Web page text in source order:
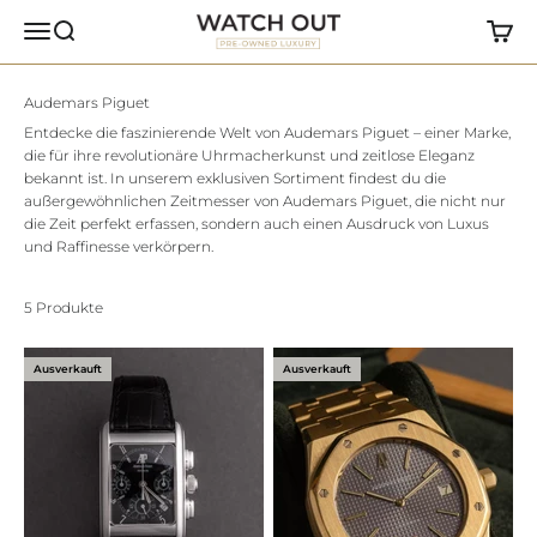
Navigationsmenü öffnen
Suche öffnen Watch Out
Entdecke die faszinierende Welt von Audemars Piguet – einer Marke,
die für ihre revolutionäre Uhrmacherkunst und zeitlose Eleganz
bekannt ist. In unserem exklusiven Sortiment findest du die
außergewöhnlichen Zeitmesser von Audemars Piguet, die nicht nur
die Zeit perfekt erfassen, sondern auch einen Ausdruck von Luxus
und Raffinesse verkörpern.
5 Produkte
Ausverkauft Ausverkauft